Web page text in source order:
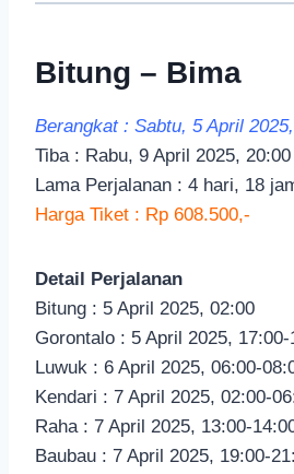
Bitung – Bima
Berangkat : Sabtu, 5 April
Tiba : Rabu, 9 April 2025, 20:00
Lama Perjalanan : 4 hari, 18
Harga Tiket : Rp 608.500,-
Detail Perjalanan
Bitung : 5 April 2025, 02:00
Gorontalo : 5 April 2025, 17:00-
Luwuk : 6 April 2025, 06:00-
Kendari : 7 April 2025, 02:00-
Raha : 7 April 2025, 13:00-
Baubau : 7 April 2025, 19:00-